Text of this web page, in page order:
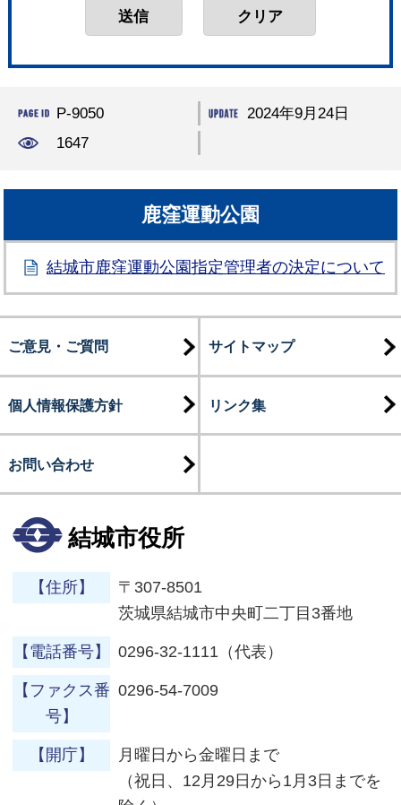
P-9050
2024年9月24日
1647
鹿窪運動公園
結城市鹿窪運動公園指定管理者の決定について
ご意見・ご質問 サイトマップ
個人情報保護方針 リンク集
お問い合わせ
結城市役所
【住所】
〒307-8501
茨城県結城市中央町二丁目3番地
【電話番号】 0296-32-1111（代表）
【ファクス番
号】
0296-54-7009
【開庁】
月曜日から金曜日まで
（祝日、12月29日から1月3日までを